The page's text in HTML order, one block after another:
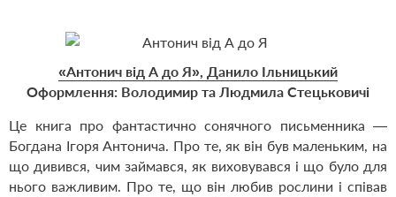
«Антонич від А до Я», Данило Ільницький
Оформлення: Володимир та Людмила Стецьковичі
Це книга про фантастично сонячного письменника —
Богдана Ігоря Антонича. Про те, як він був маленьким, на
що дивився, чим займався, як виховувався і що було для
нього важливим. Про те, що він любив рослини і співав